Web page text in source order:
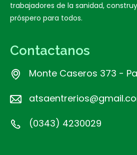
trabajadores de la sanidad,
próspero para todos.
Contactanos
Monte Caseros 373 -
(0343) 4230029